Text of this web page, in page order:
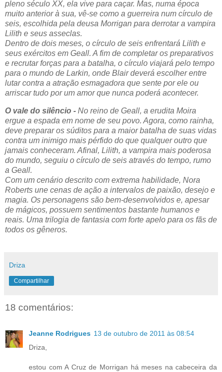
pleno século XX, ela vive para caçar. Mas, numa época
muito anterior à sua, vê-se como a guerreira num círculo de
seis, escolhida pela deusa Morrigan para derrotar a vampira
Lilith e seus asseclas.
Dentro de dois meses, o círculo de seis enfrentará Lilith e
seus exércitos em Geall. A fim de completar os preparativos
e recrutar forças para a batalha, o círculo viajará pelo tempo
para o mundo de Larkin, onde Blair deverá escolher entre
lutar contra a atração esmagadora que sente por ele ou
arriscar tudo por um amor que nunca poderá acontecer.
O vale do silêncio - No reino de Geall, a erudita Moira
ergue a espada em nome de seu povo. Agora, como rainha,
deve preparar os súditos para a maior batalha de suas vidas
contra um inimigo mais pérfido do que qualquer outro que
jamais conheceram. Afinal, Lilith, a vampira mais poderosa
do mundo, seguiu o círculo de seis através do tempo, rumo
a Geall.
Com um cenário descrito com extrema habilidade, Nora
Roberts une cenas de ação a intervalos de paixão, desejo e
magia. Os personagens são bem-desenvolvidos e, apesar
de mágicos, possuem sentimentos bastante humanos e
reais. Uma trilogia de fantasia com forte apelo para os fãs de
todos os gêneros.
Driza
Compartilhar
18 comentários:
Jeanne Rodrigues 13 de outubro de 2011 às 08:54
Driza,
estou com A Cruz de Morrigan há meses na cabeceira da